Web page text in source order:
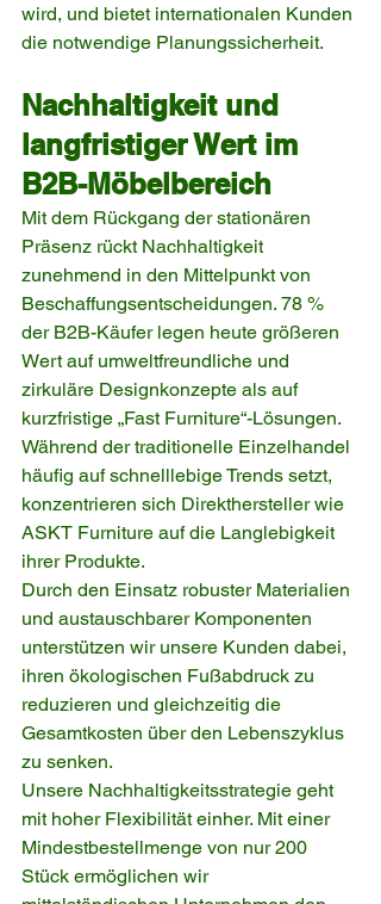
wird, und bietet internationalen Kunden
die notwendige Planungssicherheit.
Nachhaltigkeit und
langfristiger Wert im
B2B-Möbelbereich
Mit dem Rückgang der stationären
Präsenz rückt Nachhaltigkeit
zunehmend in den Mittelpunkt von
Beschaffungsentscheidungen. 78 %
der B2B-Käufer legen heute größeren
Wert auf umweltfreundliche und
zirkuläre Designkonzepte als auf
kurzfristige „Fast Furniture“-Lösungen.
Während der traditionelle Einzelhandel
häufig auf schnelllebige Trends setzt,
konzentrieren sich Direkthersteller wie
ASKT Furniture auf die Langlebigkeit
ihrer Produkte.
Durch den Einsatz robuster Materialien
und austauschbarer Komponenten
unterstützen wir unsere Kunden dabei,
ihren ökologischen Fußabdruck zu
reduzieren und gleichzeitig die
Gesamtkosten über den Lebenszyklus
zu senken.
Unsere Nachhaltigkeitsstrategie geht
mit hoher Flexibilität einher. Mit einer
Mindestbestellmenge von nur 200
Stück ermöglichen wir